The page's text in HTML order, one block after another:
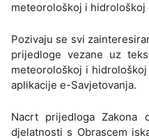
meteorološkoj i hidrološkoj
Pozivaju se svi
prijedloge vezane uz
meteorološkoj i
aplikacije e-Savjetovanja.
Nacrt prijedloga Zakona
djelatnosti s Obrascem